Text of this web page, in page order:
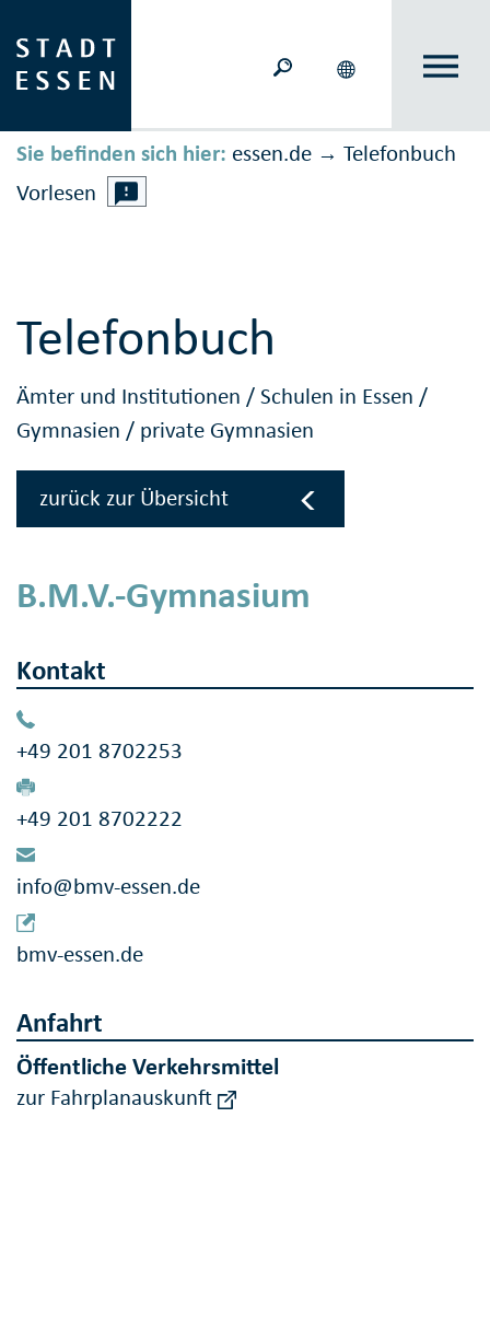
Sie befinden sich hier: essen.de → Telefonbuch
Vorlesen
Telefonbuch
Ämter und Institutionen /Schulen in Essen /
Gymnasien / private Gymnasien
zurück zur Übersicht
B.M.V.-Gymnasium
Kontakt
+49 201 8702253
+49 201 8702222
info@bmv-essen.de
bmv-essen.de
Anfahrt
Öffentliche Verkehrsmittel
zur Fahrplanauskunft